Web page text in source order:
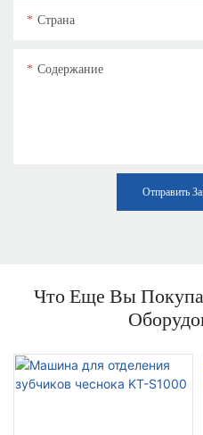
Страна
Содержание
Отправить
Что Еще Вы